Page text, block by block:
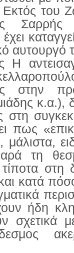
Εκτός του
Σαρρής
αυτουργό
Η
στην
κ.α.),
στη
πως
μάλιστα,
τη
στη
και κατά
ήδη
σχετικά